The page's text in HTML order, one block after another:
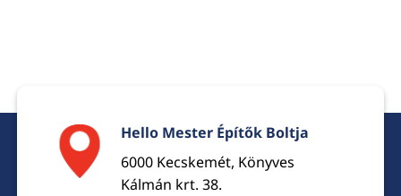
Hello Mester Építők Boltja
6000 Kecskemét, Könyves
Kálmán krt. 38.